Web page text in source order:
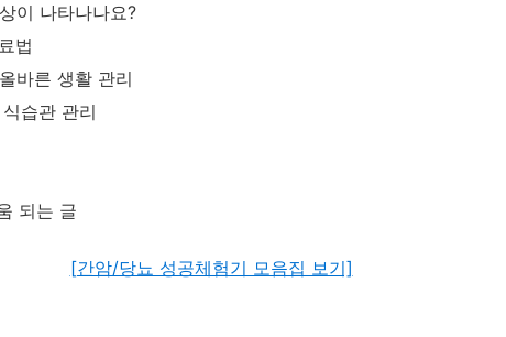
이 나타나나요?
법
바른 생활 관리
습관 관리
되는 글
[간암/당뇨 성공체험기 모음집 보기]